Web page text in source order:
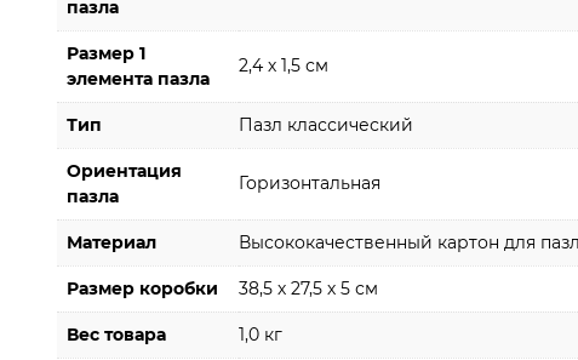
пазла
Размер 1
элемента пазла
2,4 х 1,5 см
Тип Пазл классический
Ориентация
пазла
Горизонтальная
Материал Высококачественный картон для
Размер коробки 38,5 х 27,5 х 5 см
Вес товара 1,0 кг